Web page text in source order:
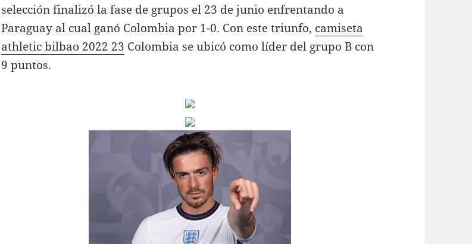
selección finalizó la fase de grupos el 23 de junio enfrentando a
Paraguay al cual ganó Colombia por 1-0. Con este triunfo, camiseta
athletic bilbao 2022 23 Colombia se ubicó como líder del grupo B con
9 puntos.